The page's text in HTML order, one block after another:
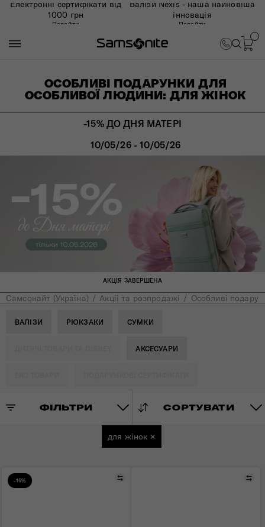
Електронні сертифікати від
1000 грн
Перейти
Валізи Nexis - наша найновіша
інновація
Перейти
ОСОБЛИВІ ПОДАРУНКИ ДЛЯ
ОСОБЛИВОЇ ЛЮДИНИ: ДЛЯ ЖІНОК
-15% ДО ДНЯ МАТЕРІ
10/05/26 - 10/05/26
АКЦІЯ ЗАВЕРШЕНА
Самсонайт (Україна) Акції та розпродажі Особливі
ВАЛІЗИ РЮКЗАКИ СУМКИ
АКСЕСУАРИ
ФІЛЬТРИ СОРТУВАТИ
для жінок ×
-15% Порівняти